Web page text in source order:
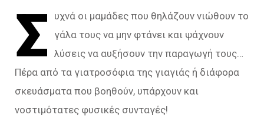
Σ
υχνά οι μαμάδες που θηλάζουν νιώθουν το
γάλα τους να μην φτάνει και ψάχνουν
λύσεις να αυξήσουν την παραγωγή τους…
Πέρα από τα γιατροσόφια της γιαγιάς ή διάφορα
σκευάσματα που βοηθούν, υπάρχουν και
νοστιμότατες φυσικές συνταγές!